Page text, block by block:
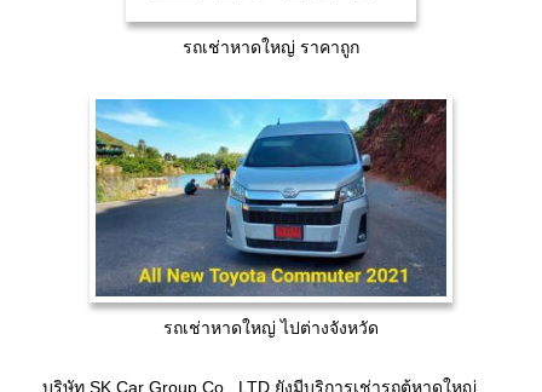
รถเช่าหาดใหญ่ ราคาถูก
รถเช่าหาดใหญ่ ไปต่างจังหวัด
บริษัท SK Car Group Co., LTD.ยังมีบริการเช่ารถตู้หาดใหญ่